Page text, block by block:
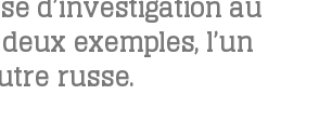
exemples, l’un
russe.